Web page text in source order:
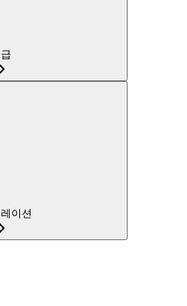
이션